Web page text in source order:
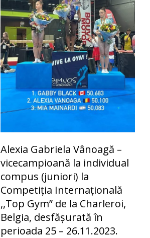
Alexia Gabriela Vânoagă –
vicecampioană la individual
compus (juniori) la
Competiția Internațională
,,Top Gym” de la Charleroi,
Belgia, desfășurată în
perioada 25 – 26.11.2023.